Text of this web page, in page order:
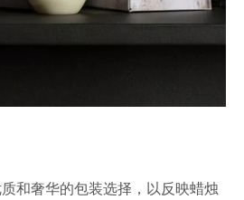
和奢华的包装选择，以反映蜡烛